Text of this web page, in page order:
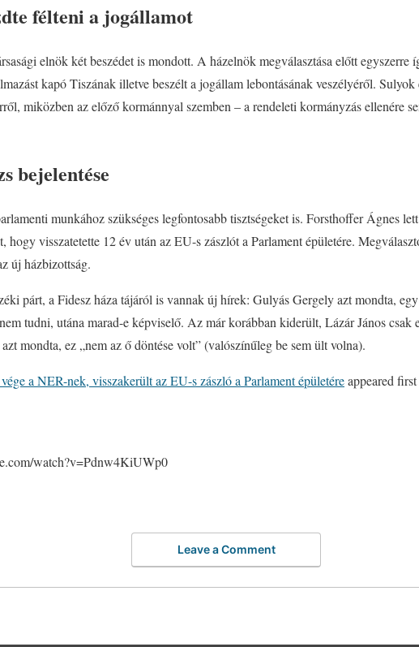
félteni a jogállamot
elnök két beszédet is mondott. A házelnök megválasztása előtt egyszerre
kapó Tiszának illetve beszélt a jogállam lebontásának veszélyéről. Sulyok
miközben az előző kormánnyal szemben – a rendeleti kormányzás ellenére
bejelentése
munkához szükséges legfontosabb tisztségeket is. Forsthoffer Ágnes
hogy visszatetette 12 év után az EU-s zászlót a Parlament épületére.
új házbizottság.
párt, a Fidesz háza tájáról is vannak új hírek: Gulyás Gergely azt mondta,
tudni, utána marad-e képviselő. Az már korábban kiderült, Lázár János csak
mondta, ez „nem az ő döntése volt” (valószínűleg be sem ült volna).
a NER-nek, visszakerült az EU-s zászló a Parlament épületéreappeared
watch?v=Pdnw4KiUWp0
Leave a Comment